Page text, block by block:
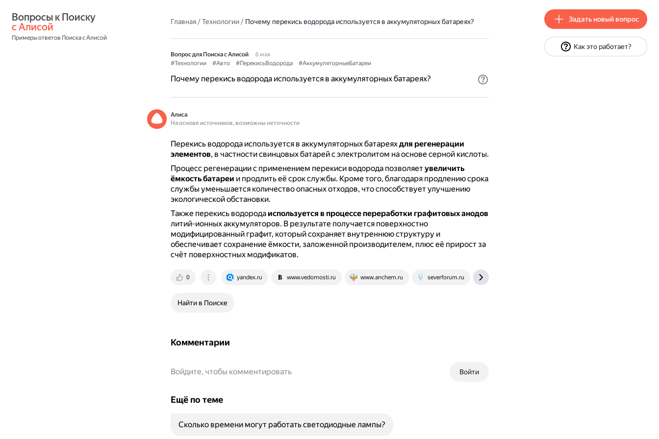
с Алисой
Примеры ответов Поиска с Алисой
Главная/Технологии/ Почему перекись водорода используется в аккумуляторных батареях?
Вопрос для Поиска с Алисой
6 мая
#Технологии
#Авто #ПерекисьВодорода #АккумуляторныеБатареи
Почему перекись водорода используется в аккумуляторных батареях?
Алиса
На основе источников, возможны неточности
Перекись водорода используется в аккумуляторных батареяхдля регенерации
элементов, в частности свинцовых батарей с электролитом на основе серной кислоты.
Процесс регенерации с применением перекиси водорода позволяетувеличить
ёмкость батареи и продлить её срок службы. Кроме того, благодаря продлению срока
службы уменьшается количество опасных отходов, что способствует улучшению
экологической обстановки.
Также перекись водорода используется в процессе переработки графитовых анодов
литий-ионных аккумуляторов. В результате получается поверхностно
модифицированный графит, который сохраняет внутреннюю структуру и
обеспечивает сохранение ёмкости, заложенной производителем, плюс её прирост за
счёт поверхностных модификатов.
0 yandex.ru www.vedomosti.ru www.anchem.ru severforum.ru
Найти в Поиске
Комментарии
Войти
Войдите, чтобы комментировать
Ещё по теме
Сколько времени могут работать светодиодные лампы?
Задать новый вопрос
Как это работает?